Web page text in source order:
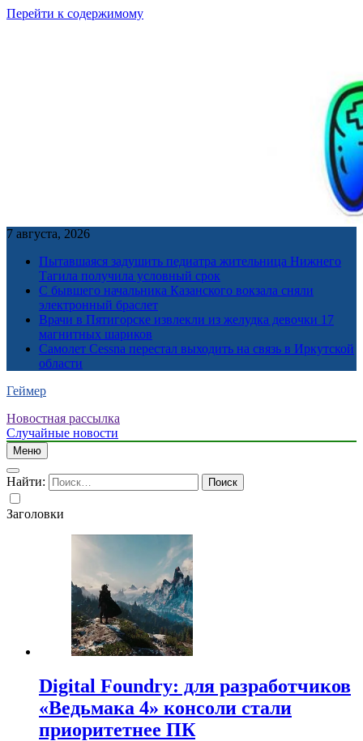
Перейти к содержимому
7 августа, 2026
Пытавшаяся задушить педиатра жительница Нижнего
Тагила получила условный срок
С бывшего начальника Казанского вокзала сняли
электронный браслет
Врачи в Пятигорске извлекли из желудка девочки 17
магнитных шариков
Самолет Cessna перестал выходить на связь в Иркутской
области
Геймер
Новостная рассылка
Случайные новости
Меню
Найти:
Заголовки
Digital Foundry: для разработчиков
«Ведьмака 4» консоли стали
приоритетнее ПК